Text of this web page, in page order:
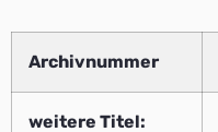
Archivnummer
weitere Titel: